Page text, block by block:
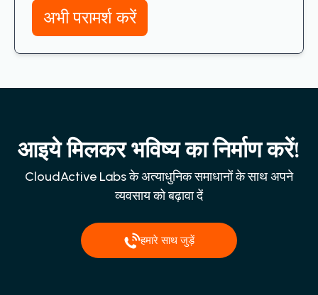
अभी परामर्श करें
आइये मिलकर भविष्य का निर्माण करें!
CloudActive Labs के अत्याधुनिक समाधानों के साथ अपने
व्यवसाय को बढ़ावा दें
हमारे साथ जुड़ें